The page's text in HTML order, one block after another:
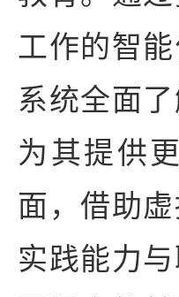
工作的智
系统全面
为其提供
面，借助
实践能力